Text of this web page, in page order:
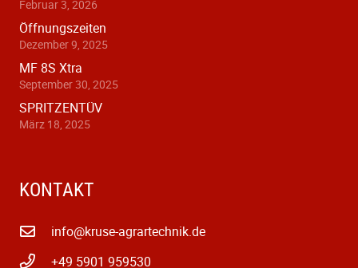
Februar 3, 2026
Öffnungszeiten
Dezember 9, 2025
MF 8S Xtra
September 30, 2025
SPRITZENTÜV
März 18, 2025
KONTAKT
info@kruse-agrartechnik.de
+49 5901 959530